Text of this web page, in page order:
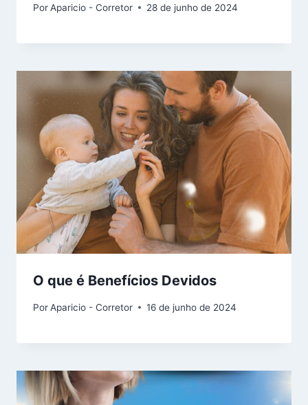
PorAparicio - Corretor 28 de junho de 2024
O que é Benefícios Devidos
PorAparicio - Corretor 16 de junho de 2024